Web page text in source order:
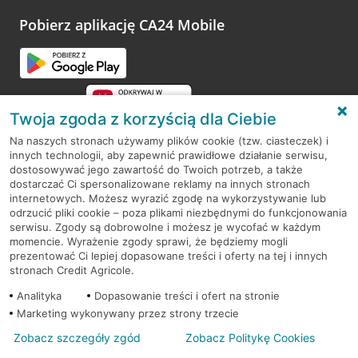
opinie.
Pobierz aplikację CA24 Mobile
RODO
Regulamin serwisu
Mapa serwisu
PolitykaCookies
© 2026 Credit Agricole Bank Polska S.A. Wszelkie prawa zastrzeżone
Twoja zgoda z korzyścią dla Ciebie
Na naszych stronach używamy plików cookie (tzw. ciasteczek) i
innych technologii, aby zapewnić prawidłowe działanie serwisu,
dostosowywać jego zawartość do Twoich potrzeb, a także
dostarczać Ci spersonalizowane reklamy na innych stronach
internetowych. Możesz wyrazić zgodę na wykorzystywanie lub
odrzucić pliki cookie – poza plikami niezbędnymi do funkcjonowania
serwisu. Zgody są dobrowolne i możesz je wycofać w każdym
momencie. Wyrażenie zgody sprawi, że będziemy mogli
prezentować Ci lepiej dopasowane treści i oferty na tej i innych
stronach Credit Agricole.
Analityka
Dopasowanie treści i ofert na stronie
Marketing wykonywany przez strony trzecie
Zobacz szczegóły zgód Zobacz Politykę Cookies